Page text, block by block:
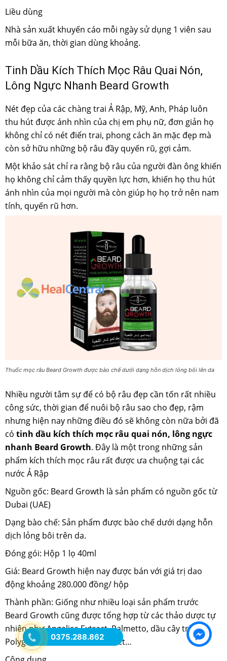
Liều dùng
Nhà sản xuất khuyến cáo mỗi ngày sử dụng 1 viên sau
mỗi bữa ăn, thời gian dùng khoảng.
Tinh Dầu Kích Thích Mọc Râu Quai Nón,
Lông Ngực Nhanh Beard Growth
Nét đẹp của các chàng trai Ả Rập, Mỹ, Anh, Pháp luôn
thu hút được ánh nhìn của chị em phụ nữ, đơn giản họ
không chỉ có nét điển trai, phong cách ăn mặc đẹp mà
còn sở hữu những bộ râu đầy quyến rũ, gợi cảm.
Một khảo sát chỉ ra rằng bộ râu của người đàn ông khiến
họ không chỉ cảm thấy quyền lực hơn, khiến họ thu hút
ánh nhìn của mọi người mà còn giúp họ họ trở nên nam
tính, quyến rũ hơn.
Thuốc mọc râu Beard Growth được bào chế dưới dạng hỗn dịch lỏng bôi lên da
Nhiều người tâm sự để có bộ râu đẹp cần tốn rất nhiều
công sức, thời gian để nuôi bộ râu sao cho đẹp, rậm
nhưng hiện nay những điều đó sẽ không còn nữa bởi đã
có tinh dầu kích thích mọc râu quai nón, lông ngực
nhanh Beard Growth. Đây là một trong những sản
phẩm kích thích mọc râu rất được ưa chuộng tại các
nước Ả Rập
Nguồn gốc: Beard Growth là sản phẩm có nguồn gốc từ
Dubai (UAE)
Dạng bào chế: Sản phẩm được bào chế dưới dạng hỗn
dịch lỏng bôi trên da.
Đóng gói: Hộp 1 lọ 40ml
Giá: Beard Growth hiện nay được bán với giá trị dao
động khoảng 280.000 đồng/ hộp
Thành phần: Giống như nhiều loại sản phẩm trước
Beard Growth cũng được tổng hợp từ các thảo dược tự
nhiên như Angelica Extract, Palmetto, dầu cây trà,
Polygonum multiflorum Extract…
0375.288.862